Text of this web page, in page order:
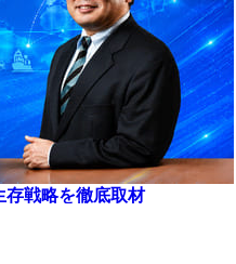
存戦略を徹底取材